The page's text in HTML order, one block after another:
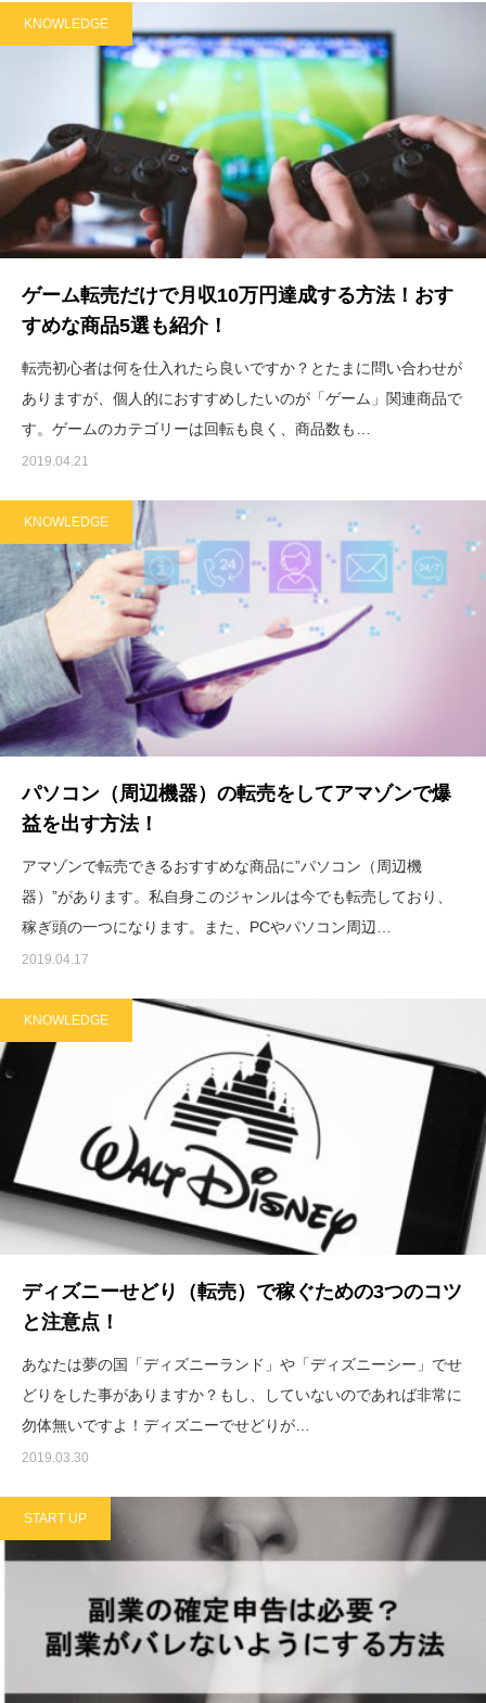
KNOWLEDGE
ゲーム転売だけで月収10万円達成する方法！おす
すめな商品5選も紹介！
転売初心者は何を仕入れたら良いですか？とたまに問い合わせが
ありますが、個人的におすすめしたいのが「ゲーム」関連商品で
す。ゲームのカテゴリーは回転も良く、商品数も…
2019.04.21
KNOWLEDGE
パソコン（周辺機器）の転売をしてアマゾンで爆
益を出す方法！
アマゾンで転売できるおすすめな商品に”パソコン（周辺機
器）”があります。私自身このジャンルは今でも転売しており、
稼ぎ頭の一つになります。また、PCやパソコン周辺…
2019.04.17
KNOWLEDGE
ディズニーせどり（転売）で稼ぐための3つのコツ
と注意点！
あなたは夢の国「ディズニーランド」や「ディズニーシー」でせ
どりをした事がありますか？もし、していないのであれば非常に
勿体無いですよ！ディズニーでせどりが…
2019.03.30
START UP